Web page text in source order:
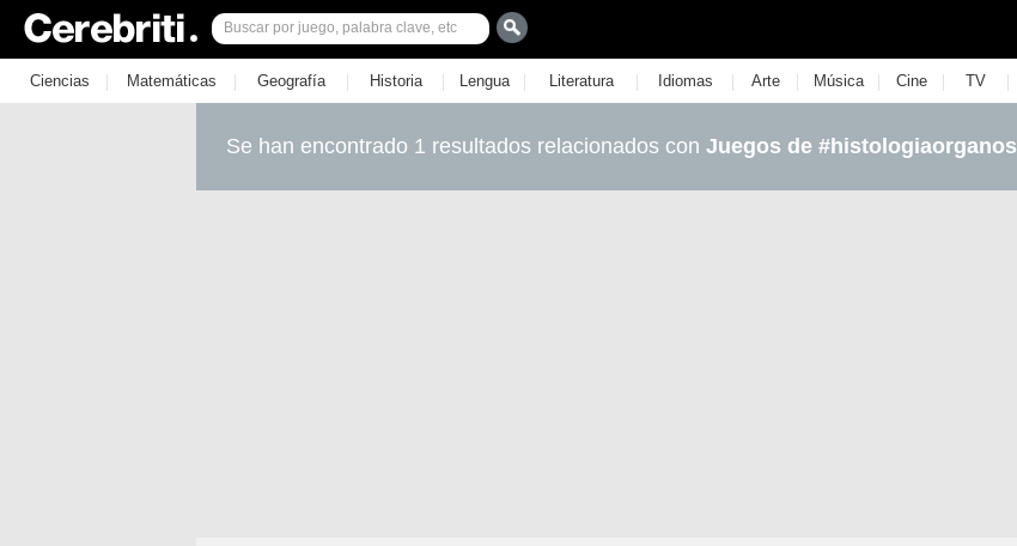
Ciencias | Matemáticas | Geografía | Historia | Lengua | Literatura | Idiomas | Arte | Música | Cine | TV |
Se han encontrado 1 resultados relacionados con Juegos de #histologiaorganos